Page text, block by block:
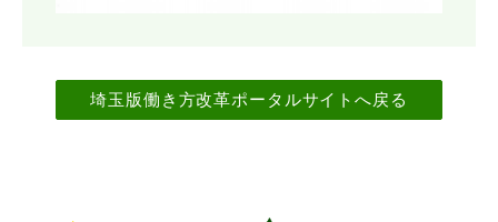
埼玉版働き方改革ポータルサイトへ戻る